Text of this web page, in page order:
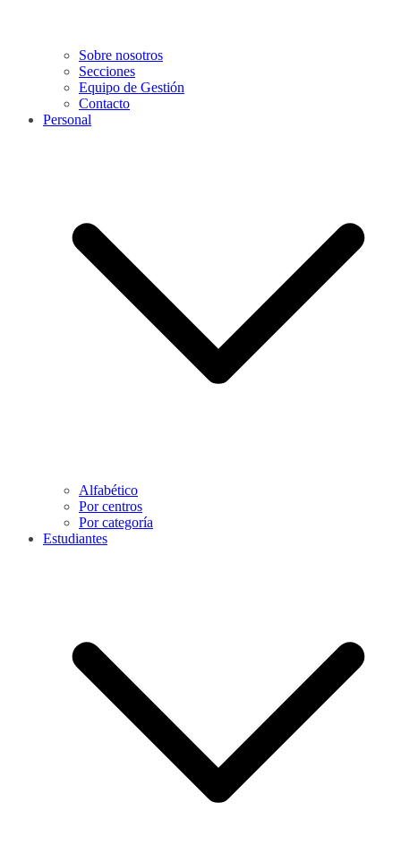
Sobre nosotros
Secciones
Equipo de Gestión
Contacto
Personal
Alfabético
Por centros
Por categoría
Estudiantes